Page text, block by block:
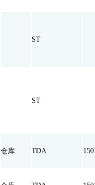
ST
ST
仓库 TDA